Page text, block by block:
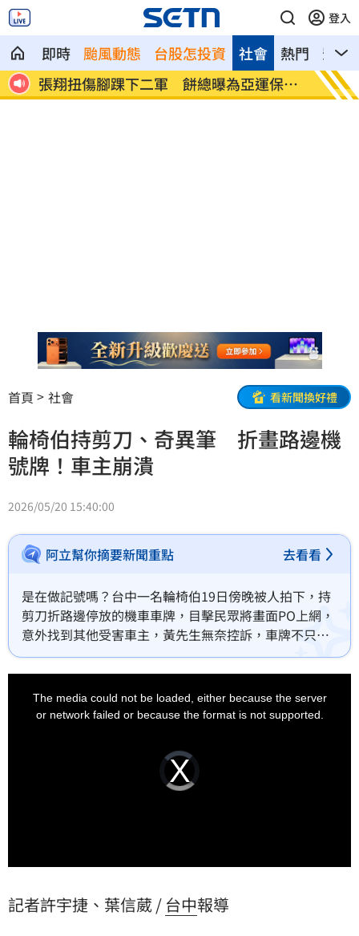
登入
即時 颱風動態 台股怎投資 熱門 影音
社會
護
不用跑跑跳跳！研究曝「1動作可降血壓」 黑木
首頁 社會 看新聞換好禮
輪椅伯持剪刀、奇異筆 折畫路邊機
號牌！車主崩潰
2026/05/20 15:40:00
阿立幫你摘要新聞重點 去看看
是在做記號嗎？台中一名輪椅伯19日傍晚被人拍下，持
剪刀折路邊停放的機車車牌，目擊民眾將畫面PO上網，
意外找到其他受害車主，黃先生無奈控訴，車牌不只被
折角，還被用油性奇異筆塗畫，擦都擦不掉。警方獲報
後調閱周邊監視器，循線找到這名輪椅伯，任意破壞他
人財物，恐怕涉嫌毀損罪。
Video
Player
loading.
The media could not be loaded, either because the server
or network failed or because the format is not supported.
記者許宇捷、葉信葳 / 台中報導